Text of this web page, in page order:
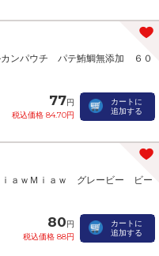
カンパウチ パテ鮪鯛無添加 ６０
77円
税込価格 84.70円
カートに
追加する
ｉａｗＭｉａｗ グレービー ビー
80円
税込価格 88円
カートに
追加する